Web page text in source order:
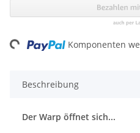
Komponenten
Beschreibung
Der Warp öffnet sich...